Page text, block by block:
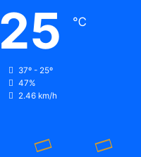
25 ℃
37º - 25º
47%
2.46 km/h